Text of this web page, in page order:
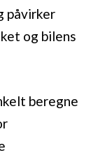
påvirker
og bilens
beregne